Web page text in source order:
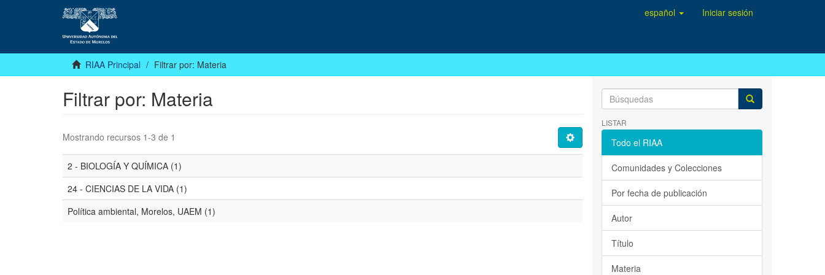
español Iniciar sesión
RIAA Principal Filtrar por: Materia
Filtrar por: Materia
Mostrando recursos 1-3 de 1
2 - BIOLOGÍA Y QUÍMICA (1)
24 - CIENCIAS DE LA VIDA (1)
Política ambiental, Morelos, UAEM (1)
LISTAR
Todo el RIAA
Comunidades y Colecciones
Por fecha de publicación
Autor
Título
Materia